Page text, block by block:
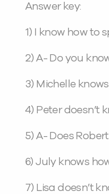
Answer key:
1) I know how to
2) A- Do you
3) Michelle
4) Peter doesn’t
5) A- Does
6) July knows
7) Lisa doesn’t